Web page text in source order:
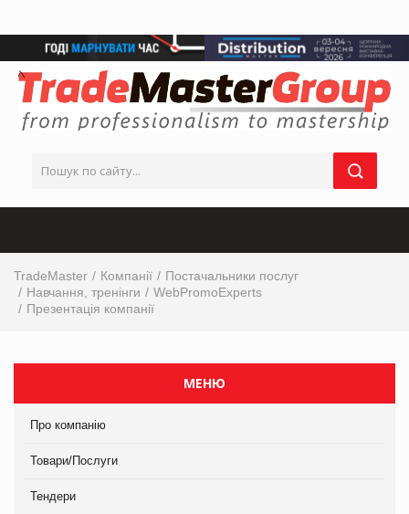
TradeMaster Компанії
Постачальники послуг
Навчання, тренінги
WebPromoExperts
Презентація компанії
МЕНЮ
Про компанію
Товари/Послуги
Тендери